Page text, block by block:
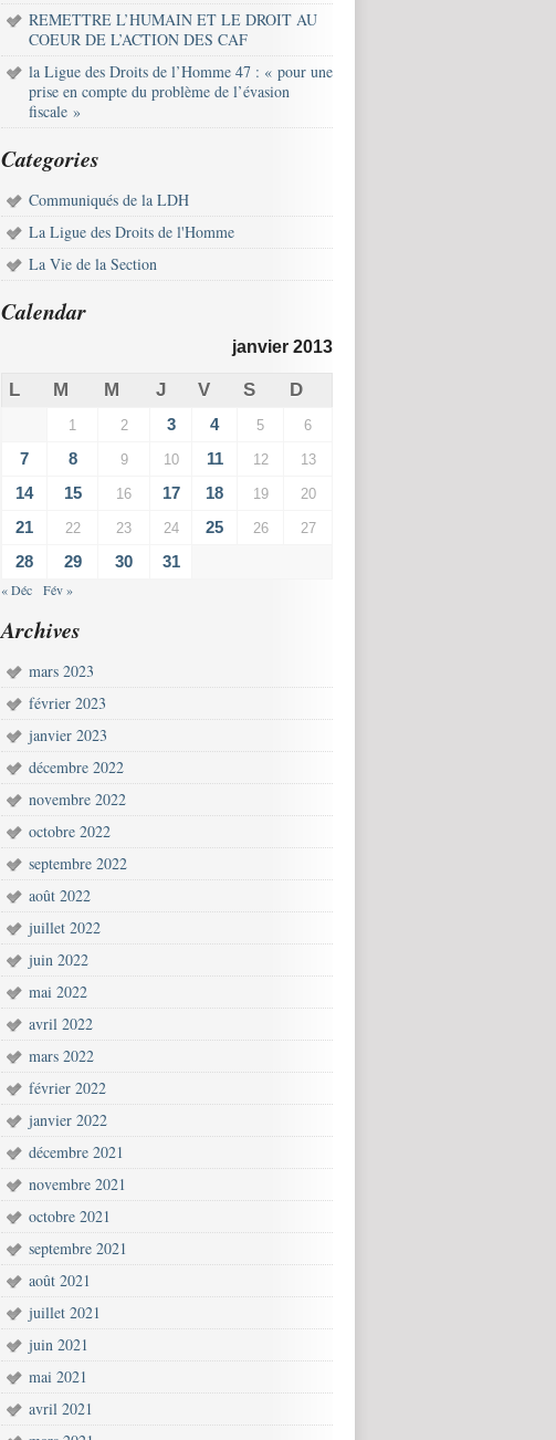
REMETTRE L’HUMAIN ET LE DROIT AU
COEUR DE L’ACTION DES CAF
la Ligue des Droits de l’Homme 47 : « pour une
prise en compte du problème de l’évasion
fiscale »
Categories
Communiqués de la LDH
La Ligue des Droits de l'Homme
La Vie de la Section
Calendar
janvier 2013
L M M J V S D
1 2 3 4 5 6
7 8 9 10 11 12 13
14 15 16 17 18 19 20
21 22 23 24 25 26 27
28 29 30 31
« Déc Fév »
Archives
mars 2023
février 2023
janvier 2023
décembre 2022
novembre 2022
octobre 2022
septembre 2022
août 2022
juillet 2022
juin 2022
mai 2022
avril 2022
mars 2022
février 2022
janvier 2022
décembre 2021
novembre 2021
octobre 2021
septembre 2021
août 2021
juillet 2021
juin 2021
mai 2021
avril 2021